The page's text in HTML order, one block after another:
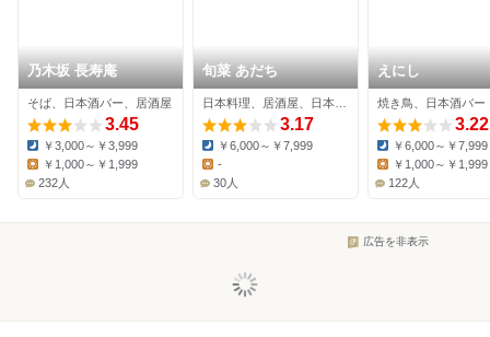
乃木坂 長寿庵
そば、日本酒バー、居酒屋
3.45
Dinner:
￥3,000～￥3,999
￥1,000～￥1,999
232人
旬菜 あだち
3.17
Dinner:
￥6,000～￥7,999
Lunch:
-
30人
えにし
焼き鳥、日本酒バー
3.22
Dinner:
￥6,000～￥7,999
￥1,000～￥1,999
122人
広告を非表示